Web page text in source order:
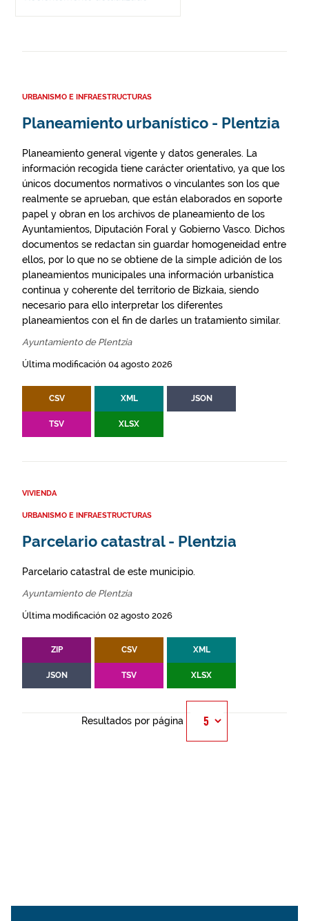
URBANISMO E INFRAESTRUCTURAS
Planeamiento urbanístico - Plentzia
Planeamiento general vigente y datos generales. La
información recogida tiene carácter orientativo, ya que los
únicos documentos normativos o vinculantes son los que
realmente se aprueban, que están elaborados en soporte
papel y obran en los archivos de planeamiento de los
Ayuntamientos, Diputación Foral y Gobierno Vasco. Dichos
documentos se redactan sin guardar homogeneidad entre
ellos, por lo que no se obtiene de la simple adición de los
planeamientos municipales una información urbanística
continua y coherente del territorio de Bizkaia, siendo
necesario para ello interpretar los diferentes
planeamientos con el fin de darles un tratamiento similar.
Ayuntamiento de Plentzia
Última modificación 04 agosto 2026
CSV XML JSON
TSV XLSX
VIVIENDA
URBANISMO E INFRAESTRUCTURAS
Parcelario catastral - Plentzia
Parcelario catastral de este municipio.
Ayuntamiento de Plentzia
Última modificación 02 agosto 2026
ZIP CSV XML
JSON TSV XLSX
Resultados por página